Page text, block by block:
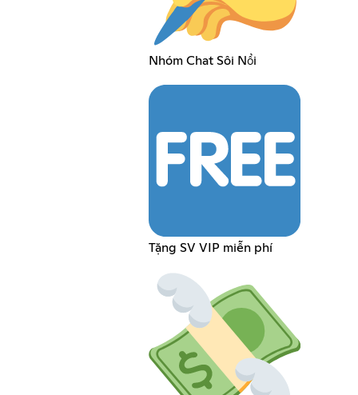
Nhóm Chat Sôi Nổi
Tặng SV VIP miễn phí